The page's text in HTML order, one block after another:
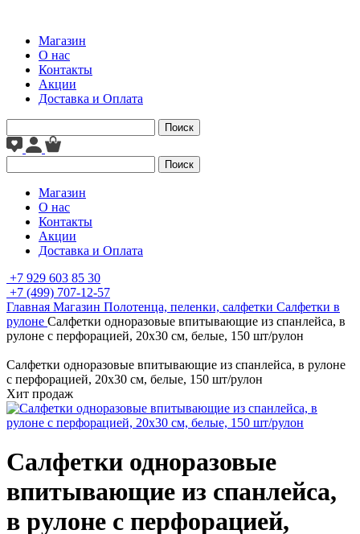
Магазин
О нас
Контакты
Акции
Доставка и Оплата
Поиск
Поиск
Магазин
О нас
Контакты
Акции
Доставка и Оплата
+7 929 603 85 30
+7 (499) 707-12-57
Главная Магазин Полотенца, пеленки, салфетки Салфетки в
рулоне Салфетки одноразовые впитывающие из спанлейса, в
рулоне с перфорацией, 20х30 см, белые, 150 шт/рулон
Салфетки одноразовые впитывающие из спанлейса, в рулоне
с перфорацией, 20х30 см, белые, 150 шт/рулон
Хит продаж
Салфетки одноразовые
впитывающие из спанлейса,
в рулоне с перфорацией,